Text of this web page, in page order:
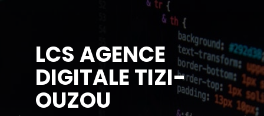
LCS AGENCE
DIGITALE TIZI-
OUZOU